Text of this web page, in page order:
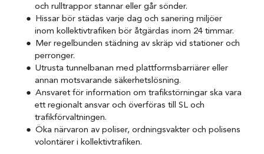
och rulltrappor stannar eller går sönder.
Hissar bör städas varje dag och sanering miljöer
inom kollektivtrafiken bör åtgärdas inom 24 timmar.
Mer regelbunden städning av skräp vid stationer och
perronger.
Utrusta tunnelbanan med plattformsbarriärer eller
annan motsvarande säkerhetslösning.
Ansvaret för information om trafikstörningar ska vara
ett regionalt ansvar och överföras till SL och
trafikförvaltningen.
Öka närvaron av poliser, ordningsvakter och polisens
volontärer i kollektivtrafiken.